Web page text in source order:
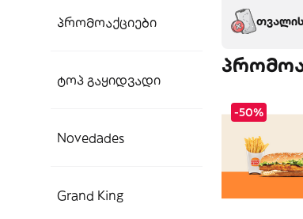
პრომოაქციები
ტოპ გაყიდვადი
Novedades
Grand King
-50%